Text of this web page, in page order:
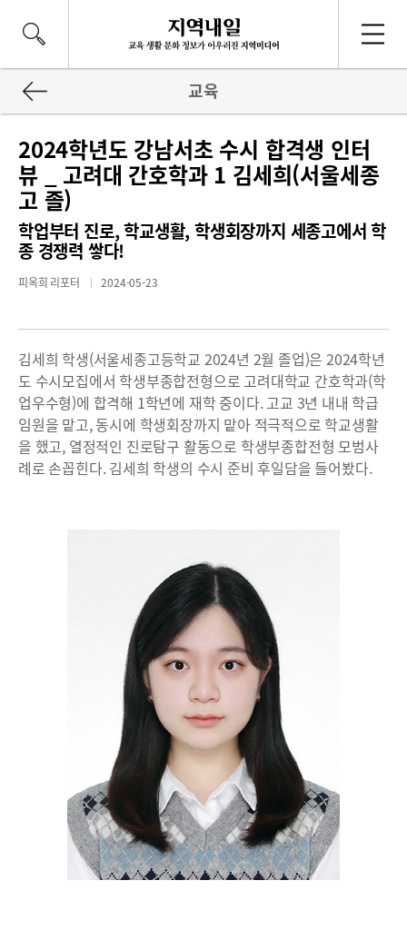
교육
2024학년도 강남서초 수시 합격생 인터
뷰 _ 고려대 간호학과 1 김세희(서울세종
고 졸)
학업부터 진로, 학교생활, 학생회장까지 세종고에서 학
종 경쟁력 쌓다!
피옥희 리포터 2024-05-23
김세희 학생(서울세종고등학교 2024년 2월 졸업)은 2024학년
도 수시모집에서 학생부종합전형으로 고려대학교 간호학과(학
업우수형)에 합격해 1학년에 재학 중이다. 고교 3년 내내 학급
임원을 맡고, 동시에 학생회장까지 맡아 적극적으로 학교생활
을 했고, 열정적인 진로탐구 활동으로 학생부종합전형 모범사
례로 손꼽힌다. 김세희 학생의 수시 준비 후일담을 들어봤다.